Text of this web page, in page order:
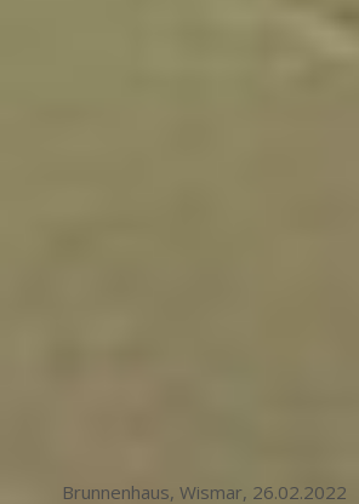
Brunnenhaus, Wismar, 26.02.2022